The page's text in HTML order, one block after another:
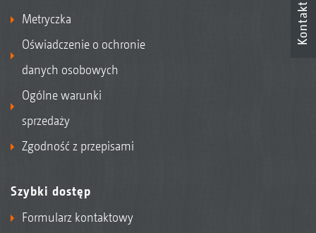
Metryczka
Oświadczenie o ochronie
danych osobowych
Ogólne warunki
sprzedaży
Zgodność z przepisami
Szybki dostęp
Formularz kontaktowy
Kontakt